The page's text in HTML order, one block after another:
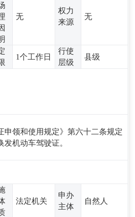
无
权力
来源
无
1个工作日
行使
层级
县级
申领和使用规定》第六十二条规定
发机动车驾驶证。
法定机关
申办
主体
自然人